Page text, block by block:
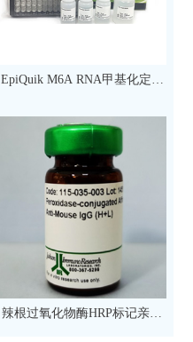
EpiQuik M6A RNA甲基化定量
次）
辣根过氧化物酶HRP标记亲和